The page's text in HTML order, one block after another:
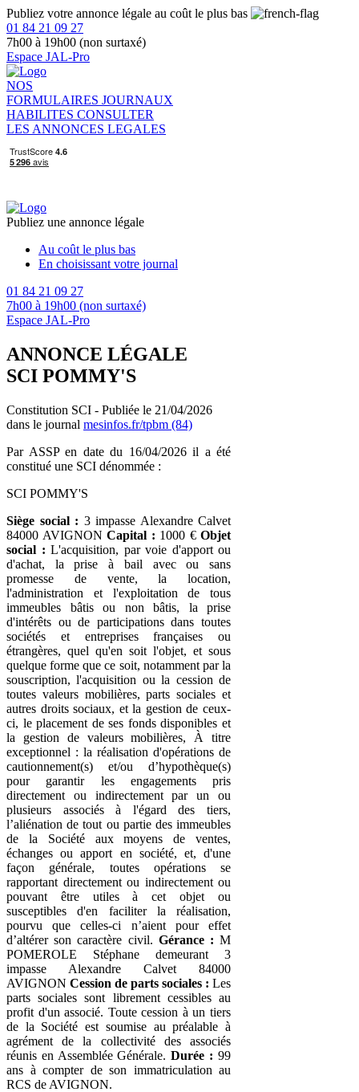
Publiez votre annonce légale au coût le plus bas
01 84 21 09 27
7h00 à 19h00 (non surtaxé)
Espace JAL-Pro
NOS
FORMULAIRES JOURNAUX
HABILITES CONSULTER
LES ANNONCES LEGALES
Publiez une annonce légale
Au coût le plus bas
En choisissant votre journal
01 84 21 09 27
7h00 à 19h00 (non surtaxé)
Espace JAL-Pro
ANNONCE LÉGALE
SCI POMMY'S
Constitution SCI - Publiée le 21/04/2026
dans le journal mesinfos.fr/tpbm (84)
Par ASSP en date du 16/04/2026 il a été
constitué une SCI dénommée :
SCI POMMY'S
Siège social : 3 impasse Alexandre Calvet
84000 AVIGNON Capital : 1000 € Objet
social : L'acquisition, par voie d'apport ou
d'achat, la prise à bail avec ou sans
promesse de vente, la location,
l'administration et l'exploitation de tous
immeubles bâtis ou non bâtis, la prise
d'intérêts ou de participations dans toutes
sociétés et entreprises françaises ou
étrangères, quel qu'en soit l'objet, et sous
quelque forme que ce soit, notamment par la
souscription, l'acquisition ou la cession de
toutes valeurs mobilières, parts sociales et
autres droits sociaux, et la gestion de ceux-
ci, le placement de ses fonds disponibles et
la gestion de valeurs mobilières, À titre
exceptionnel : la réalisation d'opérations de
cautionnement(s) et/ou d’hypothèque(s)
pour garantir les engagements pris
directement ou indirectement par un ou
plusieurs associés à l'égard des tiers,
l’aliénation de tout ou partie des immeubles
de la Société aux moyens de ventes,
échanges ou apport en société, et, d'une
façon générale, toutes opérations se
rapportant directement ou indirectement ou
pouvant être utiles à cet objet ou
susceptibles d'en faciliter la réalisation,
pourvu que celles-ci n’aient pour effet
d’altérer son caractère civil. Gérance : M
POMEROLE Stéphane demeurant 3
impasse Alexandre Calvet 84000
AVIGNON Cession de parts sociales : Les
parts sociales sont librement cessibles au
profit d'un associé. Toute cession à un tiers
de la Société est soumise au préalable à
agrément de la collectivité des associés
réunis en Assemblée Générale.Durée : 99
ans à compter de son immatriculation au
RCS de AVIGNON.